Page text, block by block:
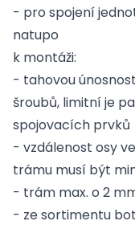
- pro spojení
natupo
k montáži:
- tahovou
šroubů, limitní je
spojovacích prvků
- vzdálenost osy
trámu musí být
- trám max. o 2
- ze sortimentu